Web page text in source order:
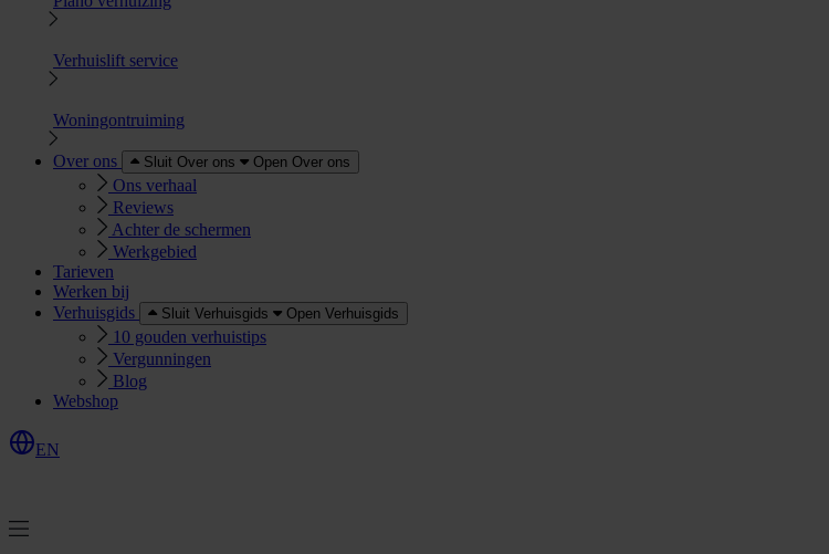
Verhuislift service
Woningontruiming
Over ons Sluit Over ons Open Over ons
Ons verhaal
Reviews
Achter de schermen
Werkgebied
Tarieven
Werken bij
Verhuisgids
Sluit Verhuisgids Open Verhuisgids
10 gouden verhuistips
Vergunningen
Blog
Webshop
EN